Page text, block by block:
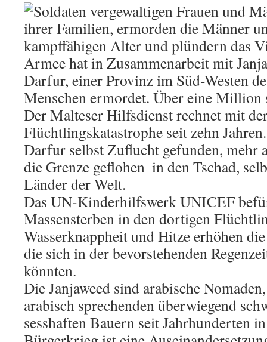
Soldaten vergewaltigen Frauen und
ihrer Familien, ermorden die Männer
kampffähigen Alter und plündern das
Armee hat in Zusammenarbeit mit
Darfur, einer Provinz im Süd-Westen
Menschen ermordet. Über eine Million
Der Malteser Hilfsdienst rechnet mit
Flüchtlingskatastrophe seit zehn
Darfur selbst Zuflucht gefunden, mehr
die Grenze geflohen  in den Tschad,
Länder der Welt.
Das UN-Kinderhilfswerk UNICEF
Massensterben in den dortigen
Wasserknappheit und Hitze erhöhen
die sich in der bevorstehenden
könnten.
Die Janjaweed sind arabische
arabisch sprechenden überwiegend
sesshaften Bauern seit Jahrhunderten